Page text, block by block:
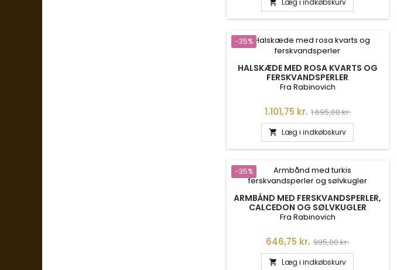
 Læg i indkøbskurv
-35%
HALSKÆDE MED ROSA KVARTS OG
FERSKVANDSPERLER
Fra Rabinovich
Pris
1.101,75 kr. Normalpris
1.695,00 kr.
 Læg i indkøbskurv
-35%
ARMBÅND MED FERSKVANDSPERLER,
CALCEDON OG SØLVKUGLER
Fra Rabinovich
Pris
646,75 kr. Normalpris
995,00 kr.
 Læg i indkøbskurv